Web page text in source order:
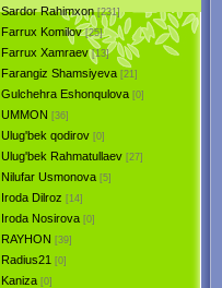
Sardor Rahimxon [231]
Farrux Komilov [25]
Farrux Xamraev [13]
Farangiz Shamsiyeva [21]
Gulchehra Eshonqulova [0]
UMMON [36]
Ulug'bek qodirov [0]
Ulug'bek Rahmatullaev [27]
Nilufar Usmonova [5]
Iroda Dilroz [14]
Iroda Nosirova [0]
RAYHON [39]
Radius21 [0]
Kaniza [0]